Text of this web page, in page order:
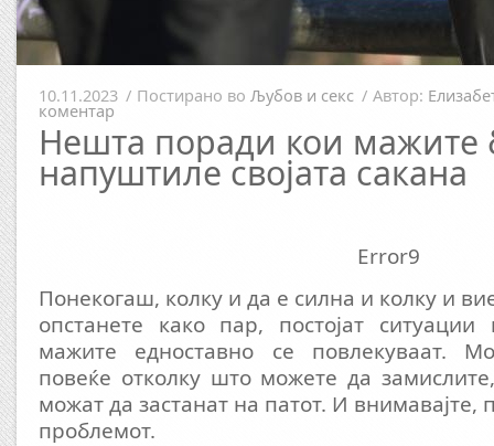
10.11.2023 / Постирано во Љубов и секс / Автор:
коментар
Нешта поради кои мажите
напуштиле својата сакана
Error9
Понекогаш, колку и да е силна и колку и
опстанете како пар, постојат ситуации
мажите едноставно се повлекуваат.
повеќе отколку што можете да
можат да застанат на патот. И внимавајте,
проблемот.